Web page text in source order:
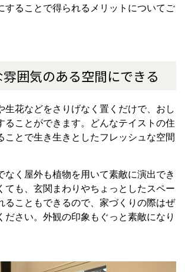
することで得られるメリットについてご
囲気のある空間にできる
生花などをさりげなく置くだけで、おし
ることができます。どんなテイストの住
ことで生き生きとしたフレッシュな空間
なく屋外も植物を用いて素敵に演出でき
ても、玄関まわりやちょっとしたスペー
ることもできるので、家づくりの際はぜ
ださい。外観の印象もぐっと素敵になり